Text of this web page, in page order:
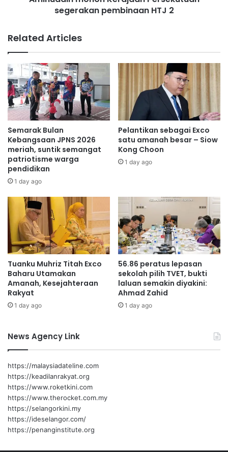
n
K
e
r
a
j
a
a
n
P
e
r
s
e
u
t
u
a
n
s
e
g
e
r
a
n
p
e
m
b
i
n
a
a
segerakan pembinaan HTJ 2
Related Articles
Semarak Bulan
Kebangsaan JPNS 2026
meriah, suntik semangat
patriotisme warga
pendidikan
1 day ago
Pelantikan sebagai Exco
satu amanah besar – Siow
Kong Choon
1 day ago
Tuanku Muhriz Titah Exco
Baharu Utamakan
Amanah, Kesejahteraan
Rakyat
1 day ago
56.86 peratus lepasan
sekolah pilih TVET, bukti
laluan semakin diyakini:
Ahmad Zahid
1 day ago
News Agency Link
https://malaysiadateline.com
https://keadilanrakyat.org
https://www.roketkini.com
https://www.therocket.com.my
https://selangorkini.my
https://ideselangor.com/
https://penanginstitute.org